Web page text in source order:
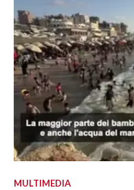
MULTIMEDIA